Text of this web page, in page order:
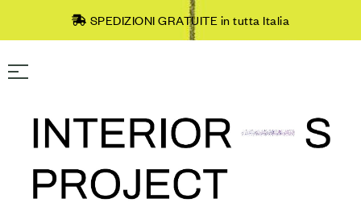
SPEDIZIONI GRATUITE in tutta Italia